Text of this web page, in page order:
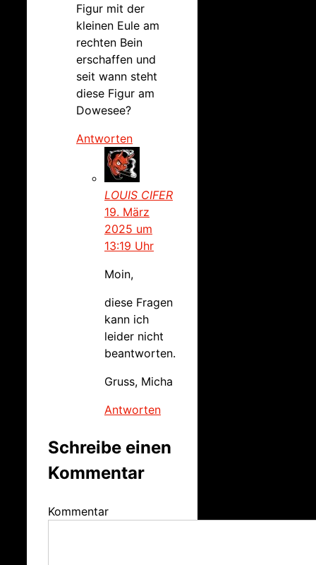
Figur mit der
kleinen Eule am
rechten Bein
erschaffen und
seit wann steht
diese Figur am
Dowesee?
Antworten
LOUIS CIFER
19. März
2025 um
13:19 Uhr
Moin,
diese Fragen
kann ich
leider nicht
beantworten.
Gruss, Micha
Antworten
Schreibe einen
Kommentar
Kommentar